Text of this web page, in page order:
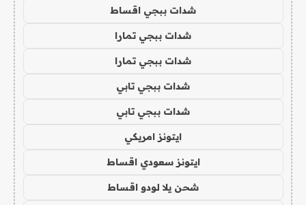
شدات ببجي اقساط
شدات ببجي تمارا
شدات ببجي تمارا
شدات ببجي تابي
شدات ببجي تابي
ايتونز امريكي
ايتونز سعودي اقساط
شحن يلا لودو اقساط